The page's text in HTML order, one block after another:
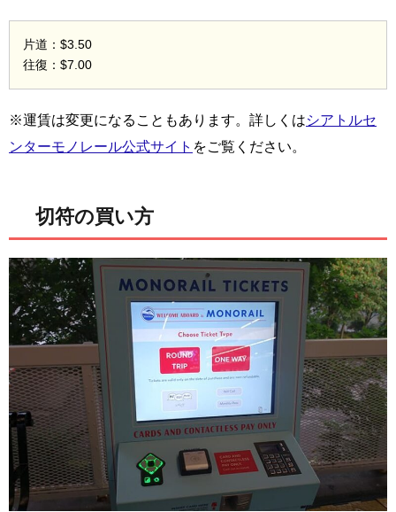
片道：$3.50
往復：$7.00
※運賃は変更になることもあります。詳しくはシアトルセ
ンターモノレール公式サイト をご覧ください。
切符の買い方